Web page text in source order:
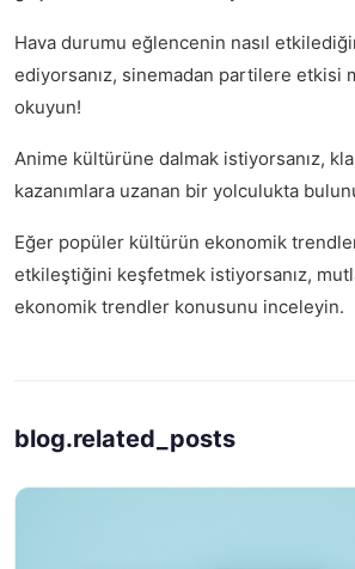
Hava durumu eğlencenin nasıl
ediyorsanız, sinemadan partilere etkisi
okuyun!
Anime kültürüne dalmak istiyorsanız,
kazanımlara uzanan bir yolculukta
Eğer popüler kültürün ekonomik
etkileştiğini keşfetmek istiyorsanız,
ekonomik trendler konusunu inceleyin.
blog.related_posts